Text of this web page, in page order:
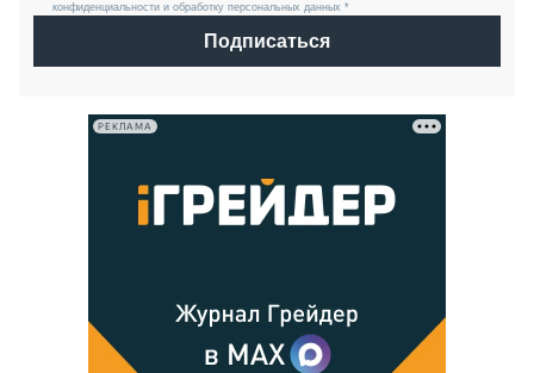
конфиденциальности и обработку персональных данных *
Подписаться
РЕКЛАМА